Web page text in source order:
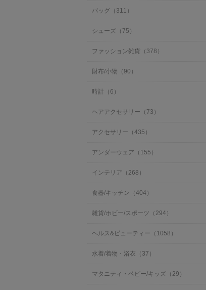
バッグ（311）
シューズ（75）
ファッション雑貨（378）
財布/小物（90）
時計（6）
ヘアアクセサリー（73）
アクセサリー（435）
アンダーウェア（155）
インテリア（268）
食器/キッチン（404）
雑貨/ホビー/スポーツ（294）
ヘルス&ビューティー（1058）
水着/着物・浴衣（37）
マタニティ・ベビー/キッズ（29）